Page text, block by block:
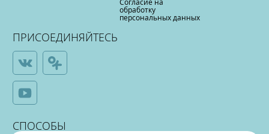
обработку
персональных данных
ПРИСОЕДИНЯЙТЕСЬ
СПОСОБЫ